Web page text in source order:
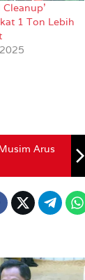
1 Ton Lebih
Arus